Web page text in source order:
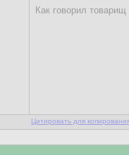
Как говорил
Цитировать для